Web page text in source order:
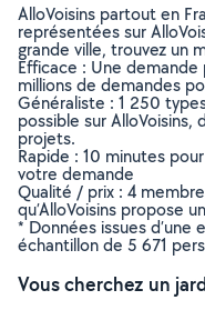
AlloVoisins partout en
représentées sur
grande ville, trouvez un
Efficace : Une
millions de demandes
Généraliste : 1 250
possible sur AlloVoisins,
projets.
Rapide : 10 minutes
votre demande
Qualité / prix : 4
qu’AlloVoisins propose
* Données issues d’une
échantillon de 5 671
Vous cherchez un